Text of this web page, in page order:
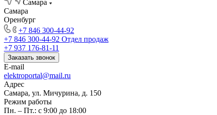
Самара
Самара
Оренбург
+7 846 300-44-92
+7 846 300-44-92 Отдел продаж
+7 937 176-81-11
Заказать звонок
E-mail
elektroportal@mail.ru
Адрес
Самара, ул. Мичурина, д. 150
Режим работы
Пн. – Пт.: с 9:00 до 18:00